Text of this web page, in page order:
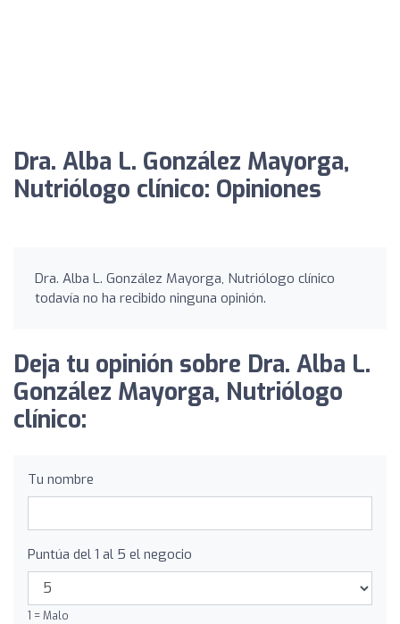
Dra. Alba L. González Mayorga,
Nutriólogo clínico: Opiniones
Dra. Alba L. González Mayorga, Nutriólogo clínico
todavía no ha recibido ninguna opinión.
Deja tu opinión sobre Dra. Alba L.
González Mayorga, Nutriólogo
clínico:
Tu nombre
Puntúa del 1 al 5 el negocio
1 = Malo